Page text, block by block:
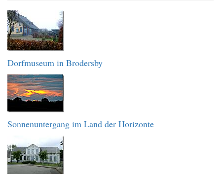
Dorfmuseum in Brodersby
Sonnenuntergang im Land der Horizonte